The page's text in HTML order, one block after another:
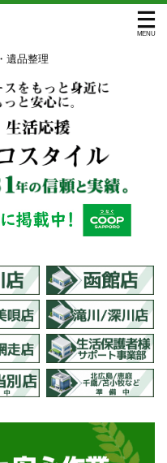
遺品整理